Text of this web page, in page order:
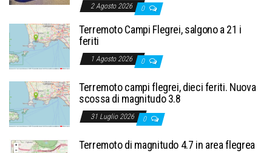
2 Agosto 2026 0
Terremoto Campi Flegrei, salgono a 21 i
feriti
1 Agosto 2026 0
Terremoto campi flegrei, dieci feriti. Nuova
scossa di magnitudo 3.8
31 Luglio 2026 0
Terremoto di magnitudo 4.7 in area flegrea